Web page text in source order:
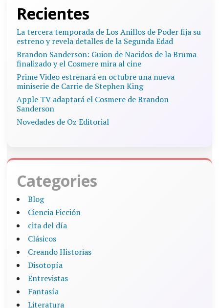
Recientes
La tercera temporada de Los Anillos de Poder fija su
estreno y revela detalles de la Segunda Edad
Brandon Sanderson: Guion de Nacidos de la Bruma
finalizado y el Cosmere mira al cine
Prime Video estrenará en octubre una nueva
miniserie de Carrie de Stephen King
Apple TV adaptará el Cosmere de Brandon
Sanderson
Novedades de Oz Editorial
Categories
Blog
Ciencia Ficción
cita del día
Clásicos
Creando Historias
Disotopía
Entrevistas
Fantasía
Literatura